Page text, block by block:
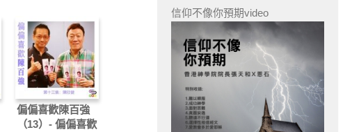
偏偏喜歡陳百強
（13）- 偏偏喜歡
信仰不像你預期video